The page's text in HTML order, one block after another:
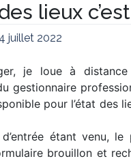
lieux
juillet 2022
je loue à
gestionnaire
pour l’état des
étant venu, le
brouillon et